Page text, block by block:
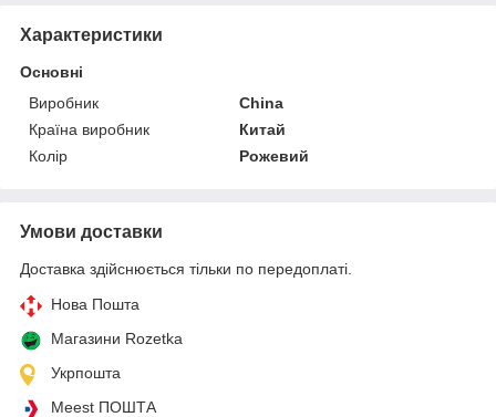
Характеристики
Основні
Виробник
China
Країна виробник
Китай
Колір
Рожевий
Умови доставки
Доставка здійснюється тільки по передоплаті.
Нова Пошта
Магазини Rozetka
Укрпошта
Meest ПОШТА